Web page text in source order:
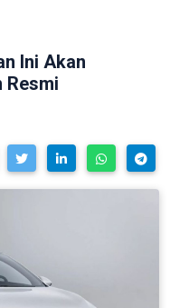
Ini Akan
Resmi